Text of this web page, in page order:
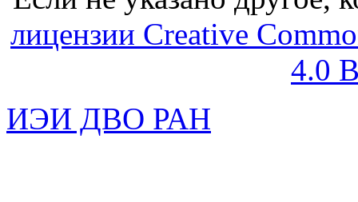
лицензии Creative
4.0
ИЭИ ДВО РАН